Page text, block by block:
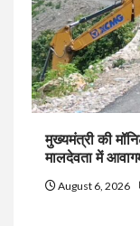
मुख्यमंत्री की
मालदेवता में
August 6, 2026